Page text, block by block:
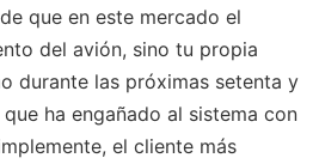
que en este mercado el
del avión, sino tu propia
durante las próximas setenta y
ha engañado al sistema con
el cliente más